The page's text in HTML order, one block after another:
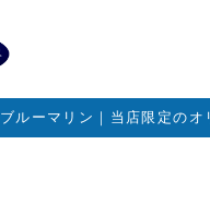
ルーマリン｜当店限定のオ